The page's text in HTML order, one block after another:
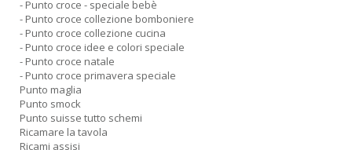
- Punto croce - speciale bebè
- Punto croce collezione bomboniere
- Punto croce collezione cucina
- Punto croce idee e colori speciale
- Punto croce natale
- Punto croce primavera speciale
Punto maglia
Punto smock
Punto suisse tutto schemi
Ricamare la tavola
Ricami assisi